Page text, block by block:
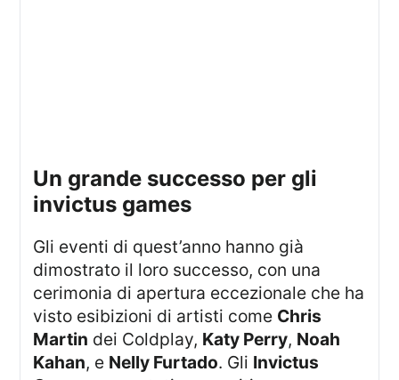
un grande successo per gli
invictus games
Gli eventi di quest’anno hanno già
dimostrato il loro successo, con una
cerimonia di apertura eccezionale che ha
visto esibizioni di artisti come Chris
Martin dei Coldplay, Katy Perry, Noah
Kahan, e Nelly Furtado. Gli Invictus